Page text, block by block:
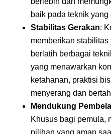
baik pada teknik yang
Stabilitas Gerakan:
memberikan
berlatih berbagai
yang menawarkan
ketahanan, praktisi
menyerang dan
Mendukung
Khusus bagi pemula,